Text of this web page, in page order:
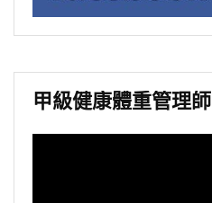
甲級健康體重管理師